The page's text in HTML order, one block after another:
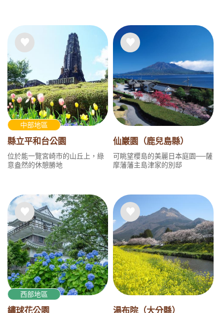
中部地區
縣立平和台公園
位於能一覽宮崎市的山丘上，綠
意盎然的休憩勝地
仙巖園（鹿兒島縣）
可眺望櫻島的美麗日本庭園──薩
摩藩藩主島津家的別邸
西部地區
繡球花公園 湯布院（大分縣）